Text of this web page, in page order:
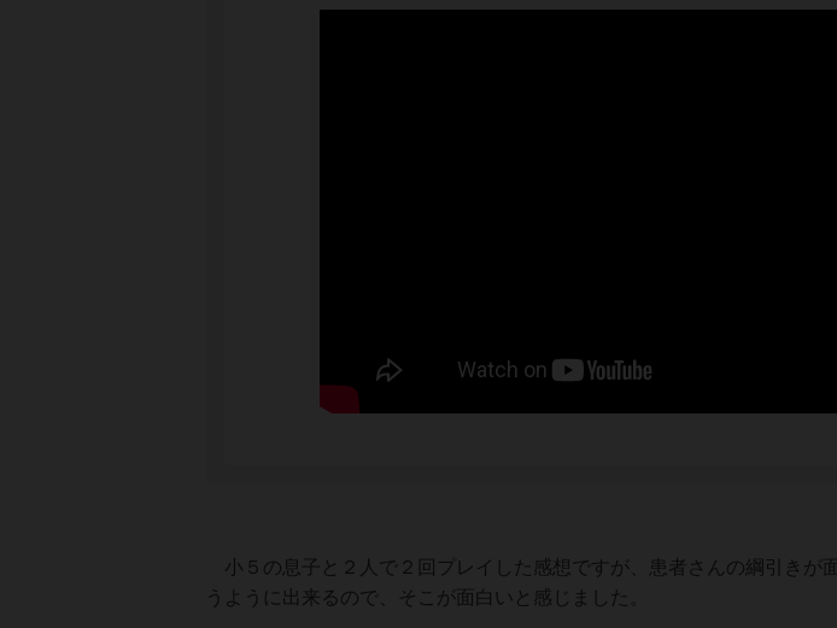
小５の息子と２人で２回プレイした感想ですが、患者さんの綱引きが
うように出来るので、そこが面白いと感じました。